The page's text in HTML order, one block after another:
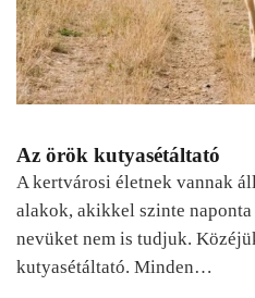
Az örök kutyasétáltató
A kertvárosi életnek vannak
alakok, akikkel szinte
nevüket nem is tudjuk.
kutyasétáltató. Minden…